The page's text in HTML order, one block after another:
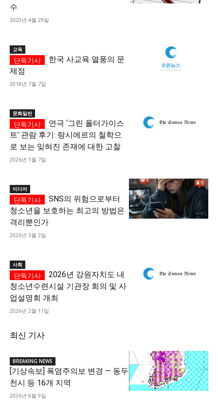
수
2020년 4월 29일
교육
한국 사교육 열풍의 문
제점
2018년 7월 7일
문화일반
연극 ‘그린 폴터가이스
트’ 관람 후기: 랑시에르의 철학으
로 보는 잊혀진 존재에 대한 고찰
2026년 1월 7일
미디어
SNS의 위험으로부터
청소년을 보호하는 최고의 방법은
격리뿐인가
2026년 3월 2일
사회
2026년 강원자치도 내
청소년수련시설 기관장 회의 및 사
업설명회 개최
2026년 2월 11일
최신 기사
BREAKING NEWS
[기상속보] 폭염주의보 변경 — 동두
천시 등 16개 지역
2026년 8월 9일